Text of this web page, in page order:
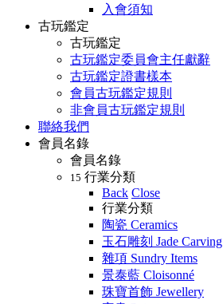
入會須知
古玩鑑定
古玩鑑定
古玩鑑定委員會主任獻辭
古玩鑑定證書樣本
會員古玩鑑定規則
非會員古玩鑑定規則
聯絡我們
會員名錄
會員名錄
15 行業分類
Back Close
行業分類
陶瓷 Ceramics
玉石雕刻 Jade Carving
雜項 Sundry Items
景泰藍 Cloisonné
珠寶首飾 Jewellery